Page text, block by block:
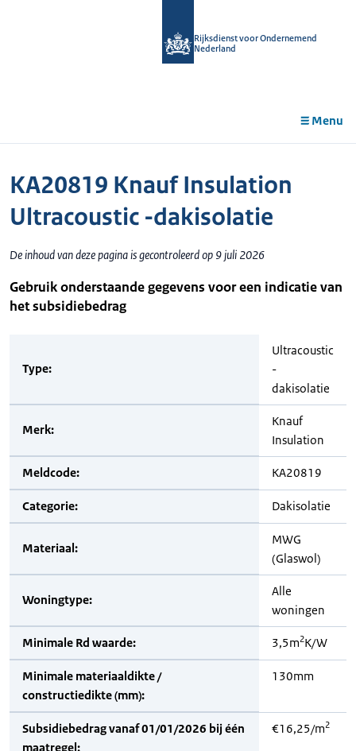
Rijksdienst voor Ondernemend
Nederland
Menu
KA20819 Knauf Insulation
Ultracoustic -dakisolatie
De inhoud van deze pagina is gecontroleerd op 9 juli 2026
Gebruik onderstaande gegevens voor een indicatie van
het subsidiebedrag
Type:
Ultracoustic
-
dakisolatie
Merk:
Knauf
Insulation
Meldcode: KA20819
Categorie: Dakisolatie
Materiaal:
MWG
(Glaswol)
Woningtype:
Alle
woningen
Minimale Rd waarde: 3,5m2K/W
Minimale materiaaldikte /
constructiedikte (mm):
130mm
Subsidiebedrag vanaf 01/01/2026 bij één
maatregel:
€16,25/m2